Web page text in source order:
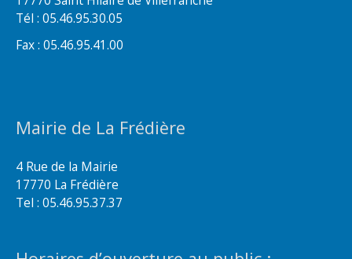
Tél : 05.46.95.30.05
Fax : 05.46.95.41.00
Mairie de La Frédière
4 Rue de la Mairie
17770 La Frédière
Tel : 05.46.95.37.37